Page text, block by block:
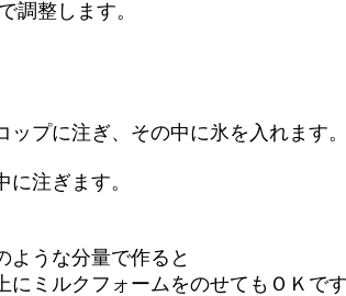
調整します。
ップに注ぎ、その中に氷を入れます
注ぎます。
な分量で作ると
クフォームをのせてもＯＫで